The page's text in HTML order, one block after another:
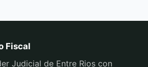
Fiscal
Judicial de Entre Rios con